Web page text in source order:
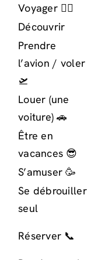
Voyager 🚶‍♀️
Découvrir
Prendre
l’avion / voler
🛫
Louer (une
voiture) 🚗
Être en
vacances 😎
S’amuser 🥳
Se débrouiller
seul
Réserver 📞